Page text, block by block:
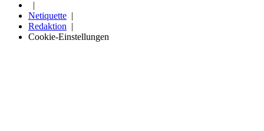
Netiquette
Redaktion
Cookie-Einstellungen